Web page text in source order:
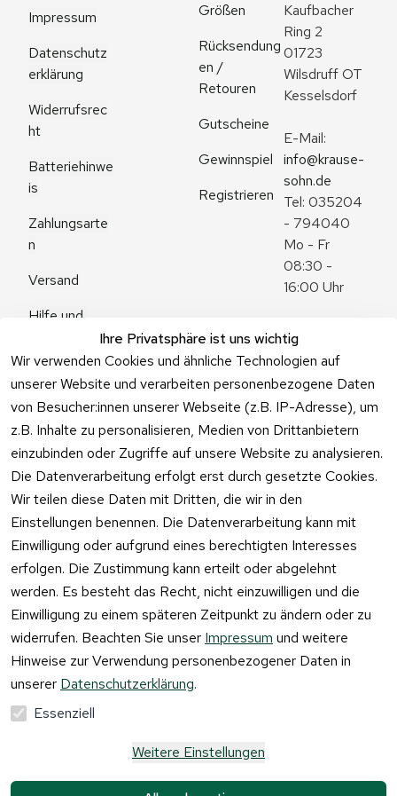
Ihre Privatsphäre ist uns wichtig
Wir verwenden Cookies und ähnliche Technologien auf
unserer Website und verarbeiten personenbezogene Daten
von Besucher:innen unserer Webseite (z.B. IP-Adresse), um
z.B. Inhalte zu personalisieren, Medien von Drittanbietern
einzubinden oder Zugriffe auf unsere Website zu analysieren.
Die Datenverarbeitung erfolgt erst durch gesetzte Cookies.
Wir teilen diese Daten mit Dritten, die wir in den
Einstellungen benennen. Die Datenverarbeitung kann mit
Einwilligung oder aufgrund eines berechtigten Interesses
erfolgen. Die Zustimmung kann erteilt oder abgelehnt
werden. Es besteht das Recht, nicht einzuwilligen und die
Einwilligung zu einem späteren Zeitpunkt zu ändern oder zu
widerrufen. Beachten Sie unser Impressum und weitere
Hinweise zur Verwendung personenbezogener Daten in
unserer Datenschutzerklärung.
Essenziell
Weitere Einstellungen
Impressum
Datenschutz
erklärung
Widerrufsrec
ht
Batteriehinwe
is
Zahlungsarte
n
Versand
Hilfe und
Fragen
Größen
Rücksendung
en /
Retouren
Gutscheine
Gewinnspiel
Registrieren
Kaufbacher
Ring 2
01723
Wilsdruff OT
Kesselsdorf
info@krause-
sohn.de
Tel: 035204
- 794040
Mo - Fr
08:30 -
16:00 Uhr
Zum
Kontaktformu
lar
Vertrag
widerrufen